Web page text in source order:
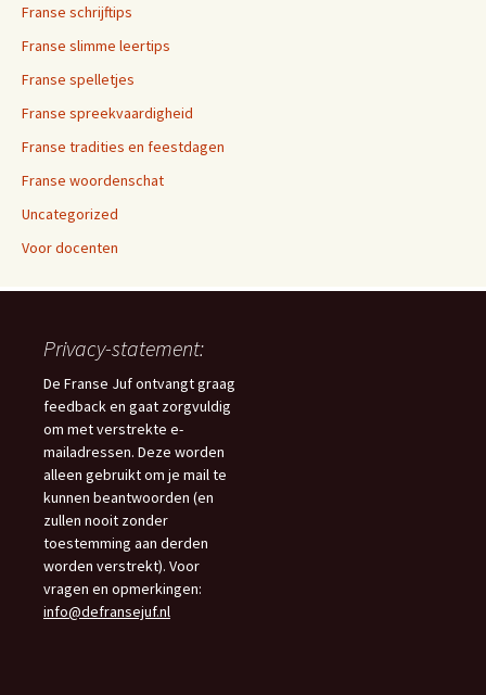
Franse schrijftips
Franse slimme leertips
Franse spelletjes
Franse spreekvaardigheid
Franse tradities en feestdagen
Franse woordenschat
Uncategorized
Voor docenten
Privacy-statement:
De Franse Juf ontvangt graag
feedback en gaat zorgvuldig
om met verstrekte e-
mailadressen. Deze worden
alleen gebruikt om je mail te
kunnen beantwoorden (en
zullen nooit zonder
toestemming aan derden
worden verstrekt). Voor
vragen en opmerkingen:
info@defransejuf.nl